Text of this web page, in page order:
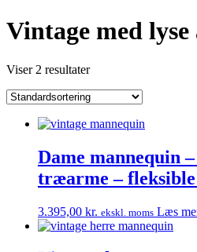
Vintage med lyse
Viser 2 resultater
Dame mannequin
træarme –
3.395,00 kr. ekskl. moms Læs